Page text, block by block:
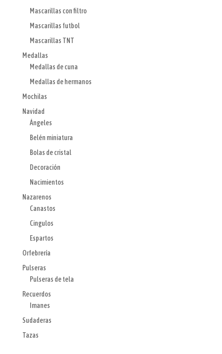
Mascarillas con filtro
Mascarillas futbol
Mascarillas TNT
Medallas
Medallas de cuna
Medallas de hermanos
Mochilas
Navidad
Ángeles
Belén miniatura
Bolas de cristal
Decoración
Nacimientos
Nazarenos
Canastos
Cingulos
Espartos
Orfebrería
Pulseras
Pulseras de tela
Recuerdos
Imanes
Sudaderas
Tazas